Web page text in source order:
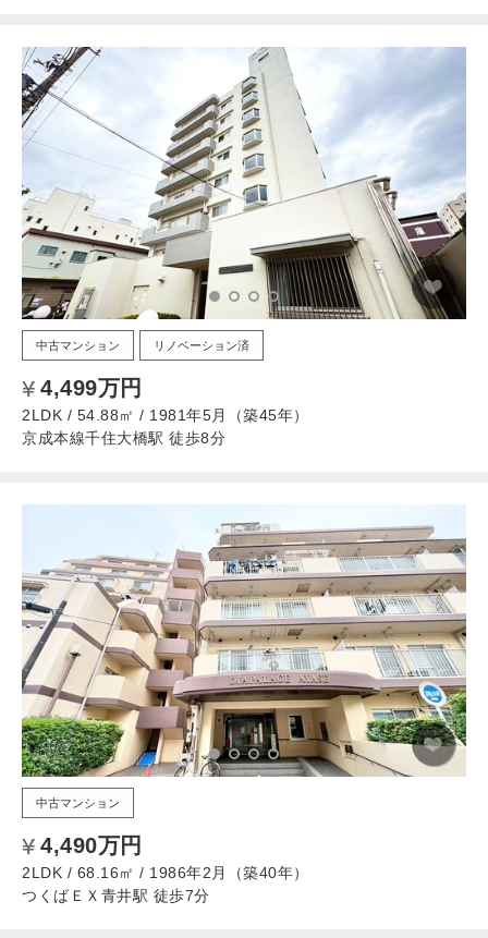
中古マンション リノベーション済
4,499万円
2LDK / 54.88㎡ / 1981年5月（築45年）
京成本線千住大橋駅 徒歩8分
中古マンション
4,490万円
2LDK / 68.16㎡ / 1986年2月（築40年）
つくばＥＸ青井駅 徒歩7分